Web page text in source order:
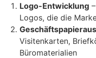
Logo-Entwicklung
Logos, die die
Visitenkarten,
Büromaterialien